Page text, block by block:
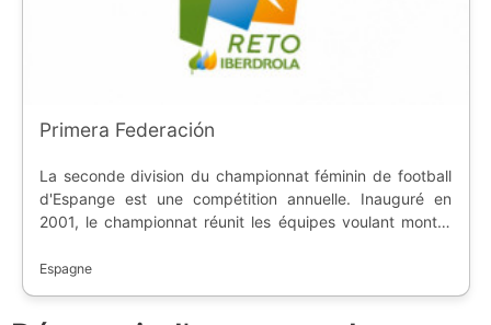
Primera Federación
La seconde division du championnat féminin de football
d'Espange est une compétition annuelle. Inauguré en
2001, le championnat réunit les équipes voulant monter
première division. A partir de la saison 2022/2023, la
Espagne